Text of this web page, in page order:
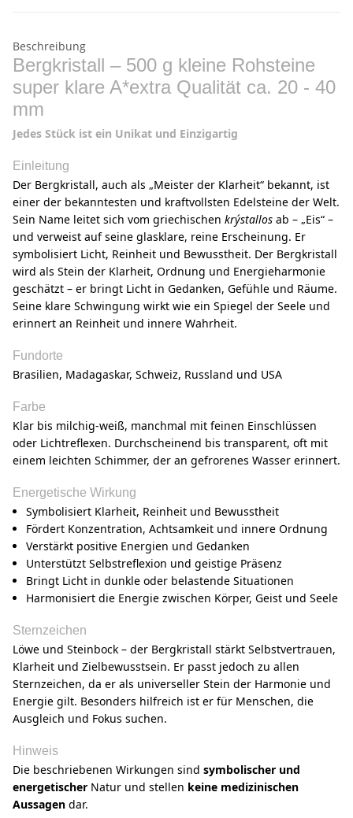
Beschreibung
Bergkristall – 500 g kleine Rohsteine
super klare A*extra Qualität ca. 20 - 40
mm
Jedes Stück ist ein Unikat und Einzigartig
Einleitung
Der Bergkristall, auch als „Meister der Klarheit“ bekannt, ist
einer der bekanntesten und kraftvollsten Edelsteine der Welt.
Sein Name leitet sich vom griechischen krýstallos ab – „Eis“ –
und verweist auf seine glasklare, reine Erscheinung. Er
symbolisiert Licht, Reinheit und Bewusstheit. Der Bergkristall
wird als Stein der Klarheit, Ordnung und Energieharmonie
geschätzt – er bringt Licht in Gedanken, Gefühle und Räume.
Seine klare Schwingung wirkt wie ein Spiegel der Seele und
erinnert an Reinheit und innere Wahrheit.
Fundorte
Brasilien, Madagaskar, Schweiz, Russland und USA
Farbe
Klar bis milchig-weiß, manchmal mit feinen Einschlüssen
oder Lichtreflexen. Durchscheinend bis transparent, oft mit
einem leichten Schimmer, der an gefrorenes Wasser erinnert.
Energetische Wirkung
Symbolisiert Klarheit, Reinheit und Bewusstheit
Fördert Konzentration, Achtsamkeit und innere Ordnung
Verstärkt positive Energien und Gedanken
Unterstützt Selbstreflexion und geistige Präsenz
Bringt Licht in dunkle oder belastende Situationen
Harmonisiert die Energie zwischen Körper, Geist und Seele
Sternzeichen
Löwe und Steinbock – der Bergkristall stärkt Selbstvertrauen,
Klarheit und Zielbewusstsein. Er passt jedoch zu allen
Sternzeichen, da er als universeller Stein der Harmonie und
Energie gilt. Besonders hilfreich ist er für Menschen, die
Ausgleich und Fokus suchen.
Hinweis
Die beschriebenen Wirkungen sind symbolischer und
energetischer Natur und stellen keine medizinischen
Aussagen dar.